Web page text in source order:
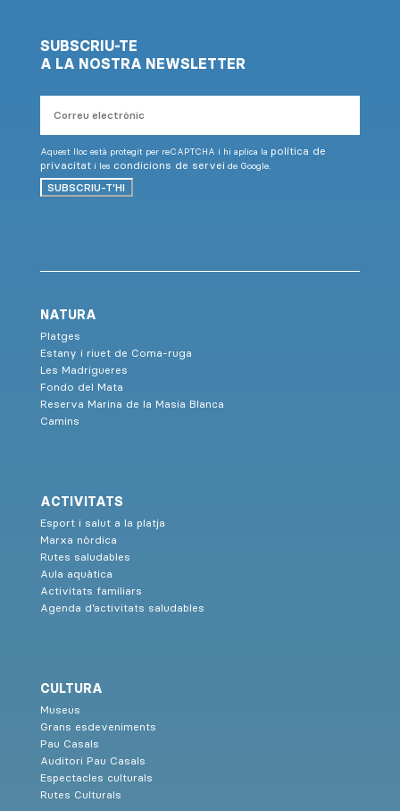
SUBSCRIU-TE
A LA NOSTRA NEWSLETTER
electrònic
Aquest lloc està protegit per reCAPTCHA i hi aplica la política de
privacitati les condicions de serveide Google.
SUBSCRIU-T'HI
NATURA
Platges
Estany i riuet de Coma-ruga
Les Madrigueres
Fondo del Mata
Reserva Marina de la Masia Blanca
Camins
ACTIVITATS
Esport i salut a la platja
Marxa nòrdica
Rutes saludables
Aula aquàtica
Activitats familiars
Agenda d’activitats saludables
CULTURA
Museus
Grans esdeveniments
Pau Casals
Auditori Pau Casals
Espectacles culturals
Rutes Culturals